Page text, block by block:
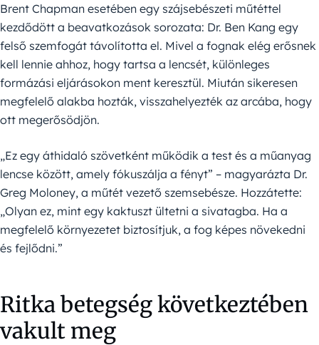
Brent Chapman esetében egy szájsebészeti műtéttel
kezdődött a beavatkozások sorozata: Dr. Ben Kang egy
felső szemfogát távolította el. Mivel a fognak elég erősnek
kell lennie ahhoz, hogy tartsa a lencsét, különleges
formázási eljárásokon ment keresztül. Miután sikeresen
megfelelő alakba hozták, visszahelyezték az arcába, hogy
ott megerősödjön.
„Ez egy áthidaló szövetként működik a test és a műanyag
lencse között, amely fókuszálja a fényt” – magyarázta Dr.
Greg Moloney, a műtét vezető szemsebésze. Hozzátette:
„Olyan ez, mint egy kaktuszt ültetni a sivatagba. Ha a
megfelelő környezetet biztosítjuk, a fog képes növekedni
és fejlődni.”
Ritka betegség következtében
vakult meg